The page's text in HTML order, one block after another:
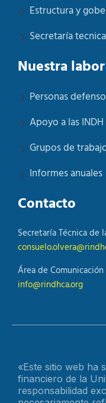
Estructura y
Secretaría tecnica
Nuestra labor
Personas
Apoyo a las INDH
Grupos de
Informes anuales
Contacto
Secretaría Técnica de
Área de Comunicación
info@rindhca.org
«Este sitio web ha
financiero de la
responsabilidad